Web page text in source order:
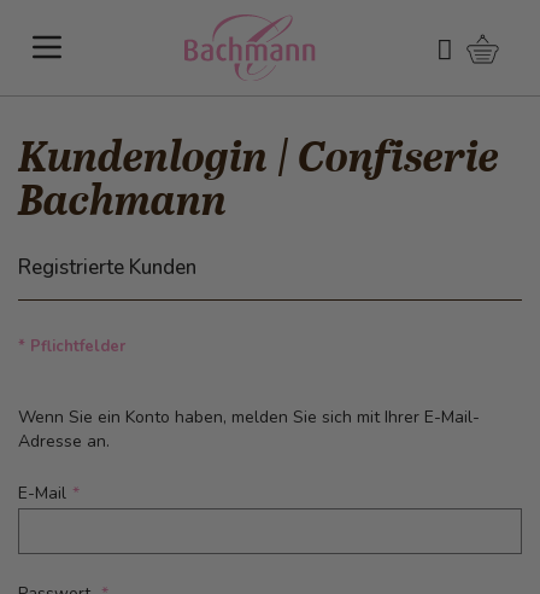
Suchen
Kundenlogin | Confiserie
Bachmann
Registrierte Kunden
* Pflichtfelder
Wenn Sie ein Konto haben, melden Sie sich mit Ihrer E-Mail-
Adresse an.
E-Mail